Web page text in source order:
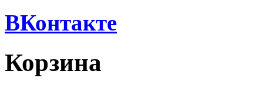
ВКонтакте
Корзина